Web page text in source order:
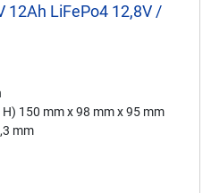
12Ah LiFePo4 12,8V /
H) 150 mm x 98 mm x 95 mm
mm